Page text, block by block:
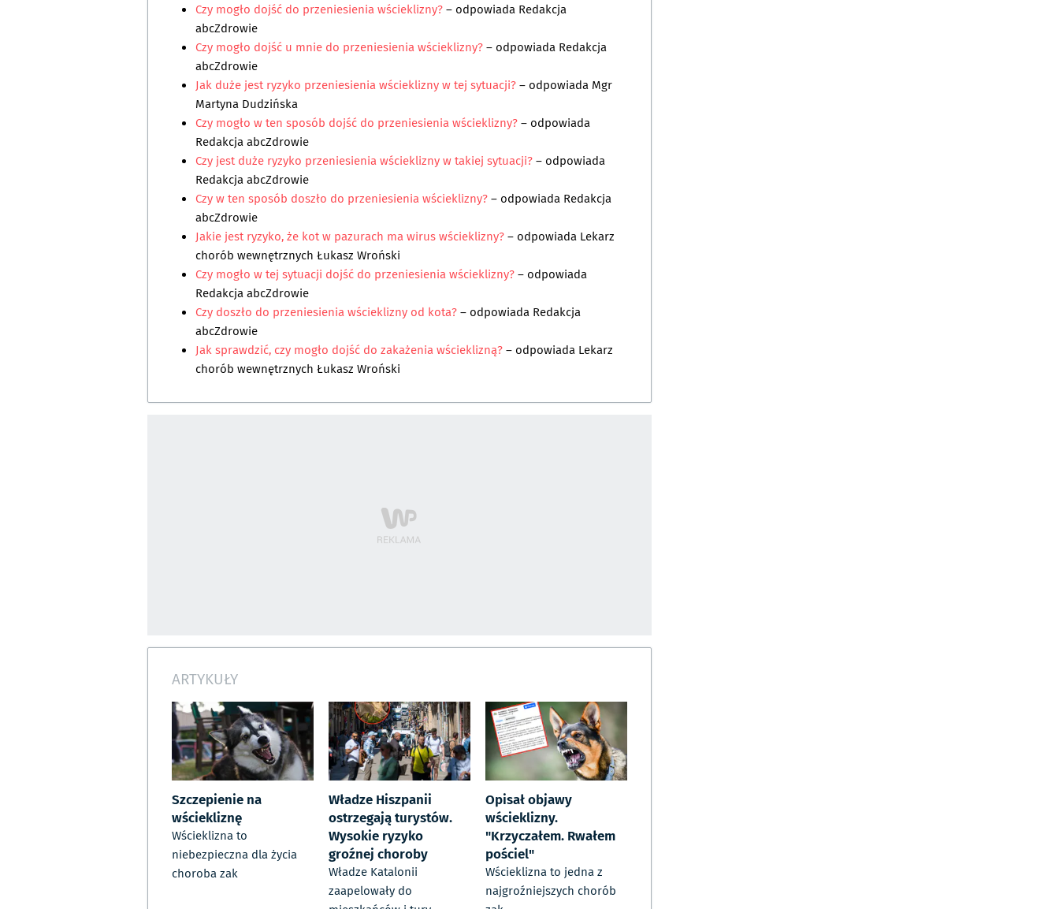
Czy mogło dojść do przeniesienia wścieklizny?– odpowiada Redakcja
abcZdrowie
Czy mogło dojść u mnie do przeniesienia wścieklizny?– odpowiada Redakcja
abcZdrowie
Jak duże jest ryzyko przeniesienia wścieklizny w tej sytuacji?– odpowiada Mgr
Martyna Dudzińska
Czy mogło w ten sposób dojść do przeniesienia wścieklizny?– odpowiada
Redakcja abcZdrowie
Czy jest duże ryzyko przeniesienia wścieklizny w takiej sytuacji?– odpowiada
Redakcja abcZdrowie
Czy w ten sposób doszło do przeniesienia wścieklizny?– odpowiada Redakcja
abcZdrowie
Jakie jest ryzyko, że kot w pazurach ma wirus wścieklizny?– odpowiada Lekarz
chorób wewnętrznych Łukasz Wroński
Czy mogło w tej sytuacji dojść do przeniesienia wścieklizny?– odpowiada
Redakcja abcZdrowie
Czy doszło do przeniesienia wścieklizny od kota?– odpowiada Redakcja
abcZdrowie
Jak sprawdzić, czy mogło dojść do zakażenia wścieklizną?– odpowiada Lekarz
chorób wewnętrznych Łukasz Wroński
ARTYKUŁY
Szczepienie na
wściekliznę
Wścieklizna to
niebezpieczna dla życia
choroba zak
Władze Hiszpanii
ostrzegają turystów.
Wysokie ryzyko
groźnej choroby
Władze Katalonii
zaapelowały do
Opisał objawy
wścieklizny.
"Krzyczałem. Rwałem
pościel"
Wścieklizna to jedna z
najgroźniejszych chorób